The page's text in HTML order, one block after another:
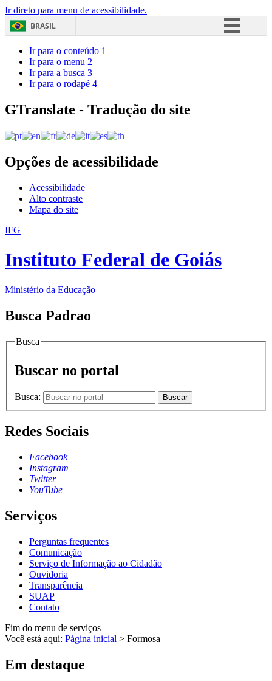
Ir direto para menu de acessibilidade.
BRASIL
Acesso à informação
Ir para o conteúdo 1
Ir para o menu 2
Ir para a busca 3
Ir para o rodapé 4
GTranslate - Tradução do site
Opções de acessibilidade
Acessibilidade
Alto contraste
Mapa do site
IFG
Instituto Federal de Goiás
Ministério da Educação
Busca Padrao
Busca
Buscar no portal
Busca: Buscar
Redes Sociais
Facebook
Instagram
Twitter
YouTube
Serviços
Perguntas frequentes
Comunicação
Serviço de Informação ao Cidadão
Ouvidoria
Transparência
SUAP
Contato
Fim do menu de serviços
Você está aqui: Página inicial > Formosa
Em destaque